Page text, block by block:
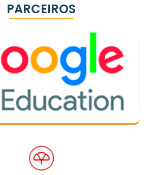
PARCEIROS